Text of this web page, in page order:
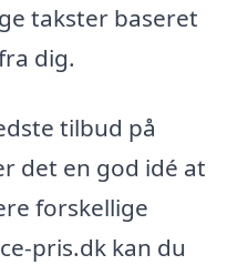
takster baseret
dig.
tilbud på
det en god idé at
forskellige
pris.dk kan du